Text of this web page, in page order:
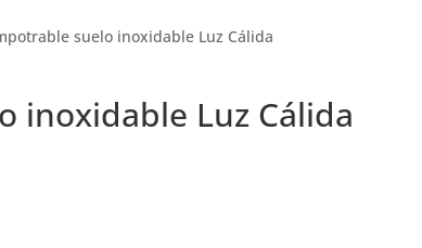
suelo inoxidable Luz Cálida
inoxidable Luz Cálida